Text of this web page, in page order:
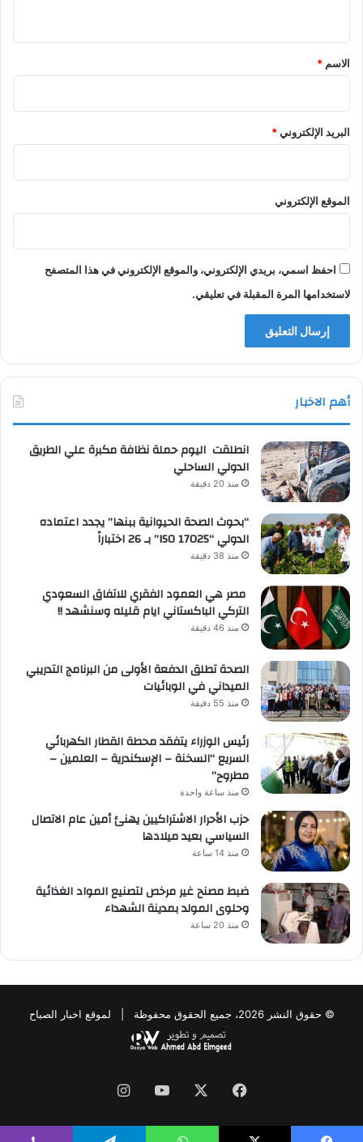
*
الاسم *
البريد الإلكتروني*
الموقع الإلكتروني
احفظ اسمي، بريدي الإلكتروني، والموقع الإلكتروني في هذا المتصفح
لاستخدامها المرة المقبلة في تعليقي.
أهم الاخبار
انطلقت اليوم حملة نظافة مكبرة علي الطريق
الدولي الساحلي
منذ 20 دقيقة
“بحوث الصحة الحيوانية ببنها” يجدد اعتماده
الدولي “ISO 17025” بـ 26 اختباراً
منذ 38 دقيقة
مصر هي العمود الفقري للاتفاق السعودي
التركي الباكستاني ايام قليله وسنشهد !!
منذ 46 دقيقة
الصحة تطلق الدفعة الأولى من البرنامج التدريبي
الميداني في الوبائيات
منذ 55 دقيقة
رئيس الوزراء يتفقد محطة القطار الكهربائي
السريع “السخنة – الإسكندرية – العلمين –
مطروح”
منذ ساعة واحدة
حزب الأحرار الاشتراكيين يهنئ أمين عام الاتصال
السياسي بعيد ميلادها
منذ 14 ساعة
ضبط مصنح غير مرخص لتصنيع المواد الغذائية
وحلوى المولد بمدينة الشهداء
منذ 20 ساعة
© حقوق النشر 2026، جميع الحقوق محفوظة | لموقع اخبار الصباح
فيسبوك ‫YouTubeانستقرام